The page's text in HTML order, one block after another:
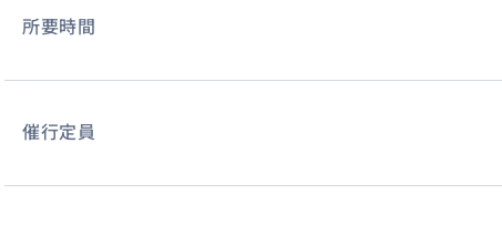
所要時間
催行定員